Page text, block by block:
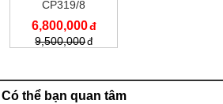
CP319/8
6,800,000
9,500,000
Có thể bạn quan tâm